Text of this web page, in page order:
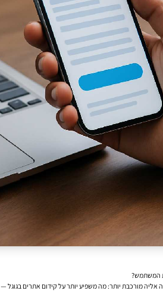
המשתמש?
מורכבת יותר: מה משפיע יותר על קידום אתרים בגוגל